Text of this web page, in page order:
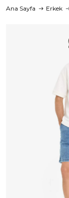
Ana Sayfa Erkek